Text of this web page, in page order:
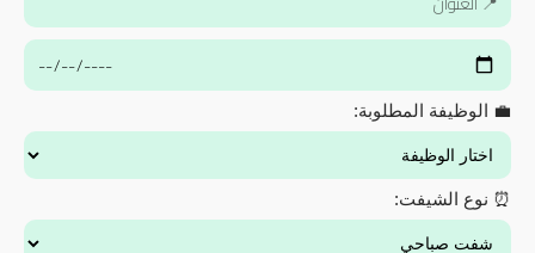
💼 الوظيفة المطلوبة:
⏰ نوع الشيفت: